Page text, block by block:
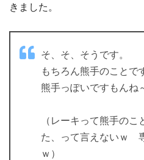
きました。
そ、そ、そうです。
もちろん熊手のことで
熊手っぽいですもんね
（レーキって熊手の
た、って言えないｗ
ｗ）